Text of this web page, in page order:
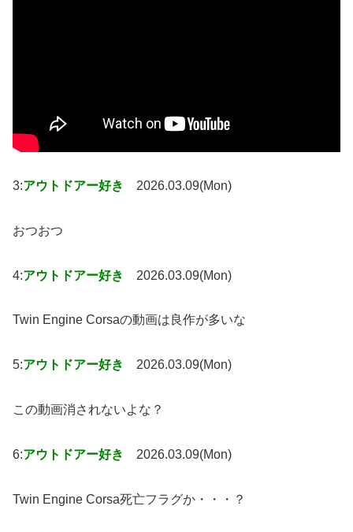
3:アウトドアー好き 2026.03.09(Mon)
おつおつ
4:アウトドアー好き 2026.03.09(Mon)
Twin Engine Corsaの動画は良作が多いな
5:アウトドアー好き 2026.03.09(Mon)
この動画消されないよな？
6:アウトドアー好き 2026.03.09(Mon)
Twin Engine Corsa死亡フラグか・・・？